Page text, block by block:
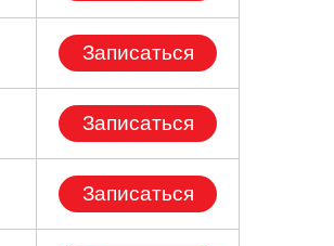
Записаться
Записаться
Записаться